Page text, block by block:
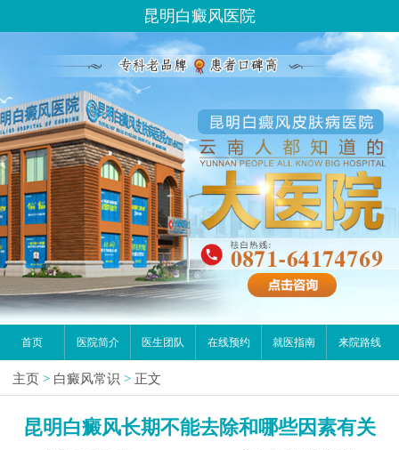
昆明白癜风医院
首页 医院简介 医生团队 在线预约 就医指南 来院路线
主页 > 白癜风常识 > 正文
昆明白癜风长期不能去除和哪些因素有关